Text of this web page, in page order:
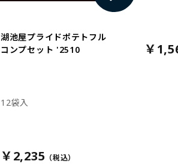
湖池屋プライドポテトフル
コンプセット '2510
12袋入
￥2,235
￥